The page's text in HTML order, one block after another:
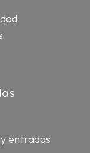
entradas